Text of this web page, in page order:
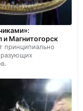
и Магнитогорск
принципиально